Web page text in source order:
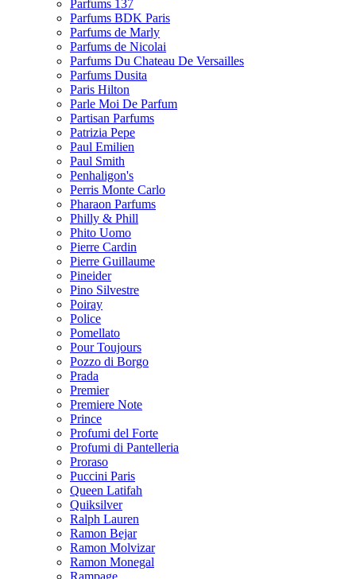
Parfums 137
Parfums BDK Paris
Parfums de Marly
Parfums de Nicolai
Parfums Du Chateau De Versailles
Parfums Dusita
Paris Hilton
Parle Moi De Parfum
Partisan Parfums
Patrizia Pepe
Paul Emilien
Paul Smith
Penhaligon's
Perris Monte Carlo
Pharaon Parfums
Philly & Phill
Phito Uomo
Pierre Cardin
Pierre Guillaume
Pineider
Pino Silvestre
Poiray
Police
Pomellato
Pour Toujours
Pozzo di Borgo
Prada
Premier
Premiere Note
Prince
Profumi del Forte
Profumi di Pantelleria
Proraso
Puccini Paris
Queen Latifah
Quiksilver
Ralph Lauren
Ramon Bejar
Ramon Molvizar
Ramon Monegal
Rampage